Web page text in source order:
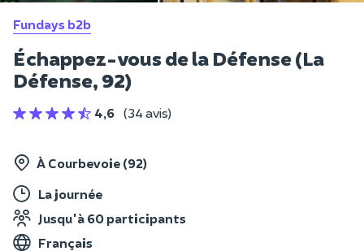
Fundays b2b
Échappez-vous de la Défense (La
Défense, 92)
4,6 (34 avis)
À Courbevoie (92)
La journée
Jusqu'à 60 participants
Français